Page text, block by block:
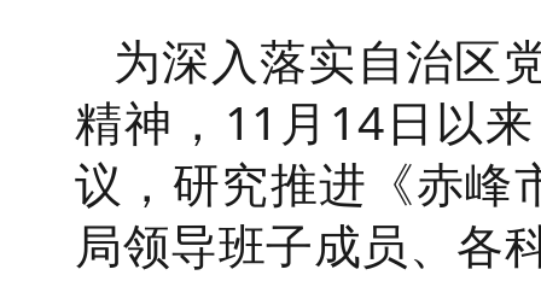
为深入落实自治区
精神，11月14日以
议，研究推进《赤峰
局领导班子成员、各